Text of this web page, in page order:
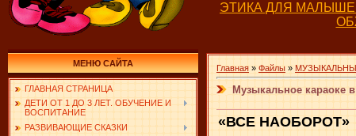
ЭТИКА ДЛЯ
МЕНЮ САЙТА
ГЛАВНАЯ СТРАНИЦА
ДЕТИ ОТ 1 ДО 3 ЛЕТ. ОБУЧЕНИЕ И
ВОСПИТАНИЕ
РАЗВИВАЮЩИЕ СКАЗКИ
Главная » Файлы »
Музыкальное караоке
«ВСЕ НАОБОРОТ»